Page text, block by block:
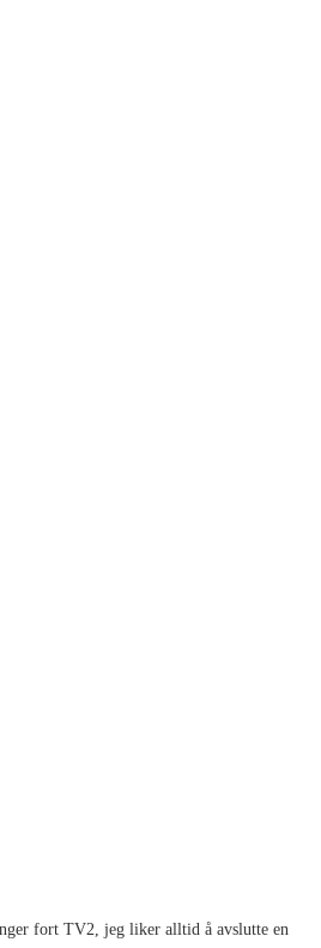
fort TV2, jeg liker alltid å avslutte en